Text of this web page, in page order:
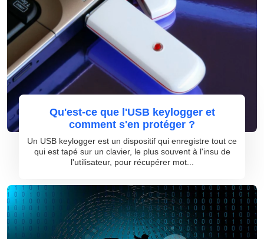
Qu'est-ce que l'USB keylogger et
comment s'en protéger ?
Un USB keylogger est un dispositif qui enregistre tout ce
qui est tapé sur un clavier, le plus souvent à l'insu de
l'utilisateur, pour récupérer mot...